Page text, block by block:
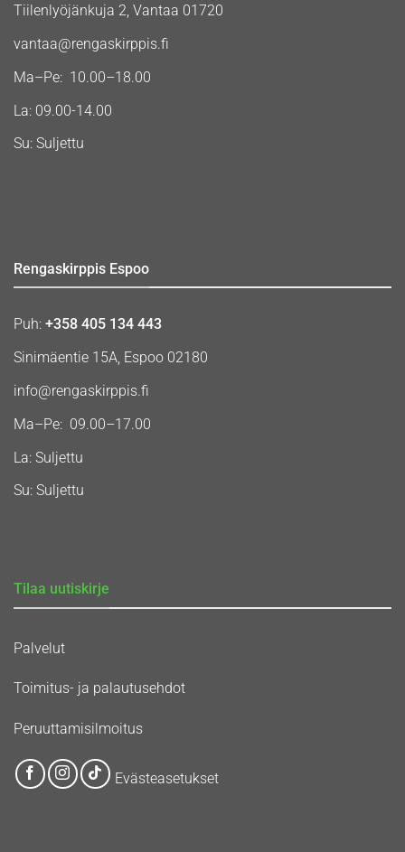
Tiilenlyöjänkuja 2, Vantaa 01720
vantaa@rengaskirppis.fi
Ma–Pe: 10.00–18.00
La: 09.00-14.00
Su: Suljettu
Rengaskirppis Espoo
Puh: +358 405 134 443
Sinimäentie 15A, Espoo 02180
info@rengaskirppis.fi
Ma–Pe: 09.00–17.00
La: Suljettu
Su: Suljettu
Tilaa uutiskirje
Palvelut
Toimitus- ja palautusehdot
Peruuttamisilmoitus
Evästeasetukset